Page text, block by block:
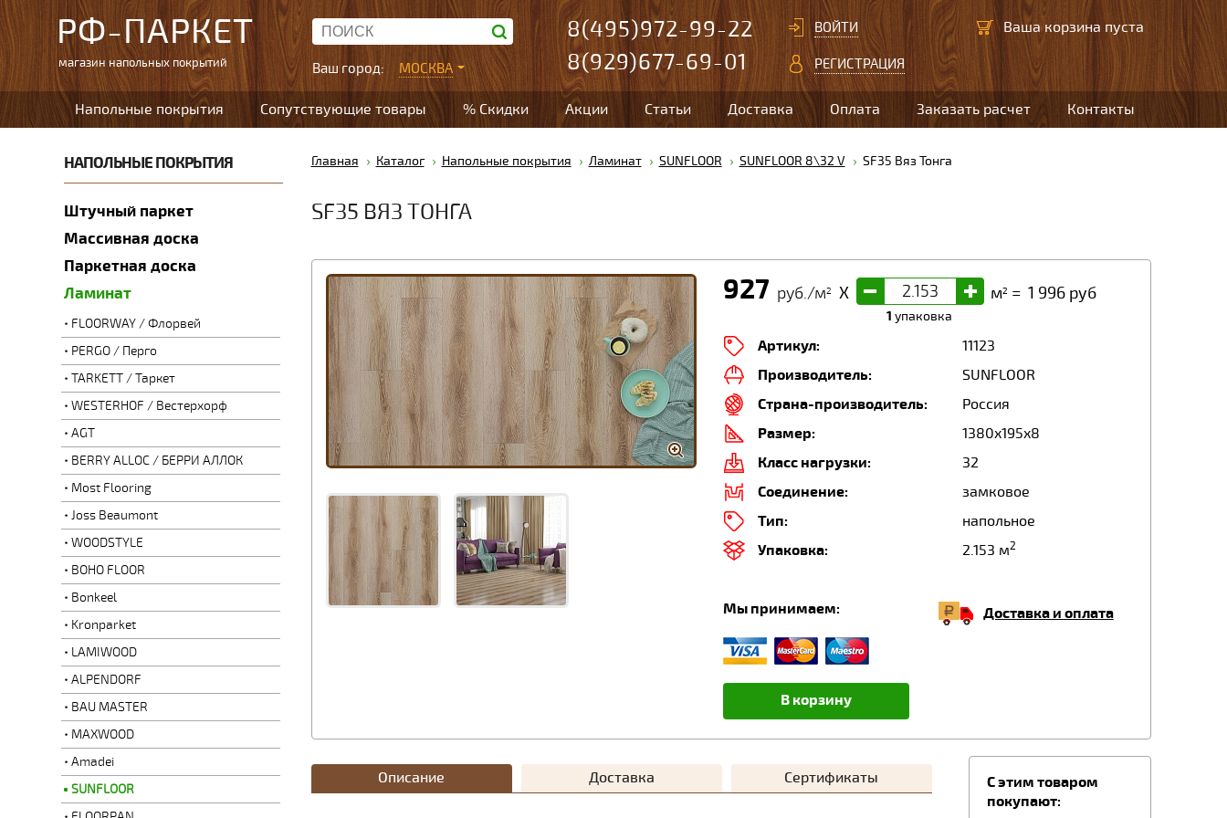
РФ-ПАРКЕТ
магазин напольных покрытий Ваш город: МОСКВА
8(495)972-99-22
8(929)677-69-01
ВОЙТИ
РЕГИСТРАЦИЯ
Ваша корзина пуста
Напольные покрытия Сопутствующие товары % Скидки Акции Статьи Доставка Оплата Заказать расчет Контакты
НАПОЛЬНЫЕ ПОКРЫТИЯ
Штучный паркет
Массивная доска
Паркетная доска
Ламинат
FLOORWAY / Флорвей
PERGO / Перго
TARKETT / Таркет
WESTERHOF / Вестерхорф
AGT
BERRY ALLOC / БЕРРИ АЛЛОК
Most Flooring
Joss Beaumont
WOODSTYLE
BOHO FLOOR
Bonkeel
Kronparket
LAMIWOOD
ALPENDORF
BAU MASTER
MAXWOOD
Amadei
SUNFLOOR
Главная Каталог Напольные покрытия Ламинат SUNFLOOR SUNFLOOR 8\32 V SF35 Вяз Тонга
SF35 ВЯЗ ТОНГА
927 руб./м2 X - +
1 упаковка
м2 = 1 996руб
Артикул:
11123
Производитель:
SUNFLOOR
Страна-производитель:
Россия
Размер:
1380x195x8
Класс нагрузки:
32
Соединение:
замковое
Тип:
напольное
Упаковка:
2.153 м2
Мы принимаем: Доставка и оплата
В корзину
Описание Доставка Сертификаты
C этим товаром
покупают: